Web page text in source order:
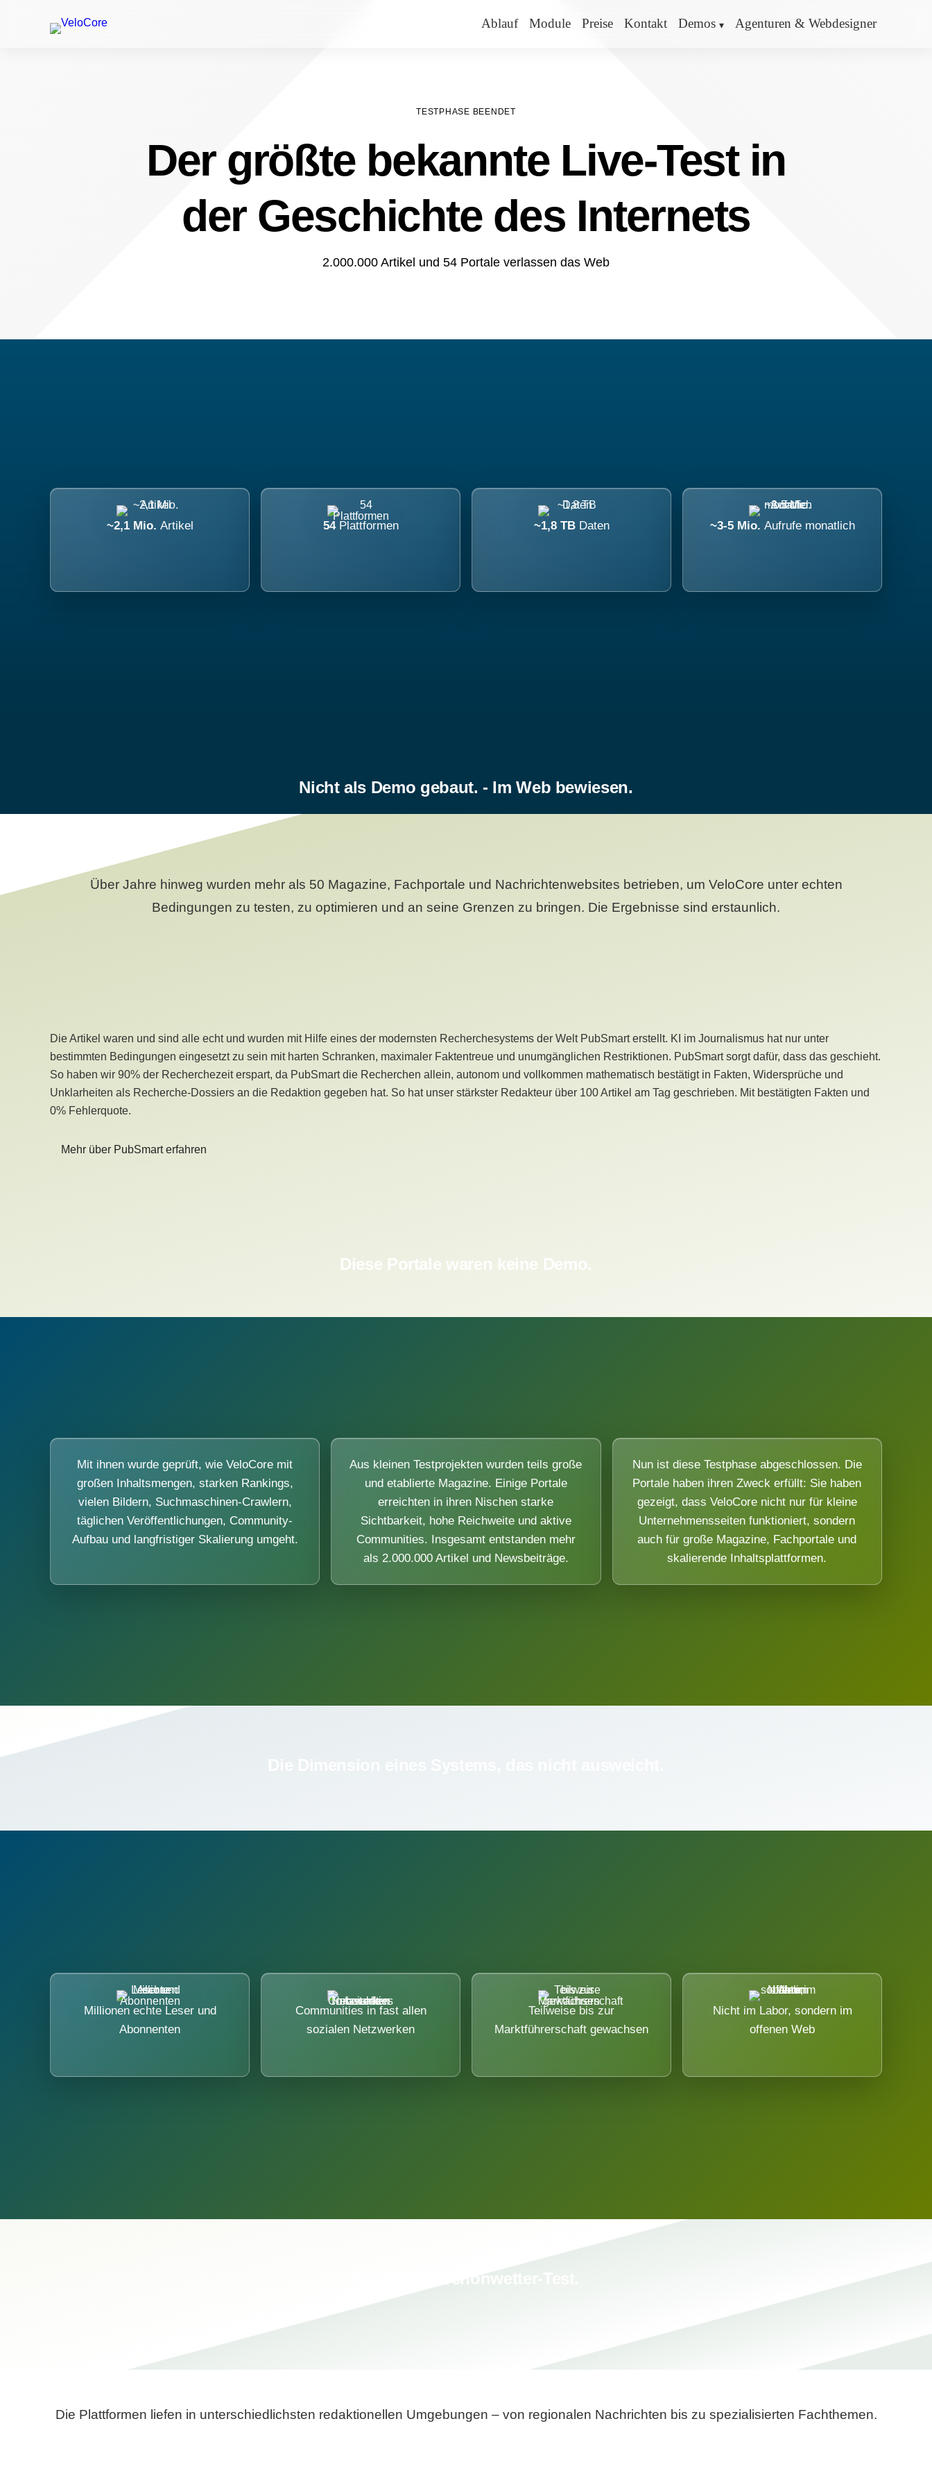
Ablauf Module Preise Kontakt Demos Agenturen & Webdesigner
TESTPHASE BEENDET
Der größte bekannte Live-Test in
der Geschichte des Internets
2.000.000 Artikel und 54 Portale verlassen das Web
~2,1 Mio. Artikel 54 Plattformen ~1,8 TB Daten ~3-5 Mio. Aufrufe monatlich
Nicht als Demo gebaut. - Im Web bewiesen.
Über Jahre hinweg wurden mehr als 50 Magazine, Fachportale und Nachrichtenwebsites betrieben, um VeloCore unter echten
Bedingungen zu testen, zu optimieren und an seine Grenzen zu bringen. Die Ergebnisse sind erstaunlich.
Die Artikel waren und sind alle echt und wurden mit Hilfe eines der modernsten Recherchesystems der Welt PubSmart erstellt. KI im Journalismus hat nur unter
bestimmten Bedingungen eingesetzt zu sein mit harten Schranken, maximaler Faktentreue und unumgänglichen Restriktionen. PubSmart sorgt dafür, dass das geschieht.
So haben wir 90% der Recherchezeit erspart, da PubSmart die Recherchen allein, autonom und vollkommen mathematisch bestätigt in Fakten, Widersprüche und
Unklarheiten als Recherche-Dossiers an die Redaktion gegeben hat. So hat unser stärkster Redakteur über 100 Artikel am Tag geschrieben. Mit bestätigten Fakten und
0% Fehlerquote.
Mehr über PubSmart erfahren
Diese Portale waren keine Demo.
Mit ihnen wurde geprüft, wie VeloCore mit
großen Inhaltsmengen, starken Rankings,
vielen Bildern, Suchmaschinen-Crawlern,
täglichen Veröffentlichungen, Community-
Aufbau und langfristiger Skalierung umgeht.
Aus kleinen Testprojekten wurden teils große
und etablierte Magazine. Einige Portale
erreichten in ihren Nischen starke
Sichtbarkeit, hohe Reichweite und aktive
Communities. Insgesamt entstanden mehr
als 2.000.000 Artikel und Newsbeiträge.
Nun ist diese Testphase abgeschlossen. Die
Portale haben ihren Zweck erfüllt: Sie haben
gezeigt, dass VeloCore nicht nur für kleine
Unternehmensseiten funktioniert, sondern
auch für große Magazine, Fachportale und
skalierende Inhaltsplattformen.
Millionen echte Leser und
Abonnenten
Communities in fast allen
sozialen Netzwerken
Teilweise bis zur
Marktführerschaft gewachsen
Nicht im Labor, sondern im
offenen Web
Die Plattformen liefen in unterschiedlichsten redaktionellen Umgebungen – von regionalen Nachrichten bis zu spezialisierten Fachthemen.